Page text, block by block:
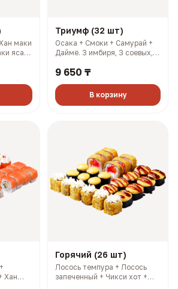
маки
ясай
Триумф (32 шт)
Осака + Смоки + Самурай +
Даймё. 3 имбиря, 3 соевых, 3
2013 ккал)
9 650 ₸
В корзину
Хан
Горячий (26 шт)
Лосось темпура + Лосось
запеченный + Чикси хот +